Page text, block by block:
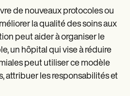
de nouveaux protocoles ou
la qualité des soins aux
peut aider à organiser le
un hôpital qui vise à réduire
peut utiliser ce modèle
attribuer les responsabilités et